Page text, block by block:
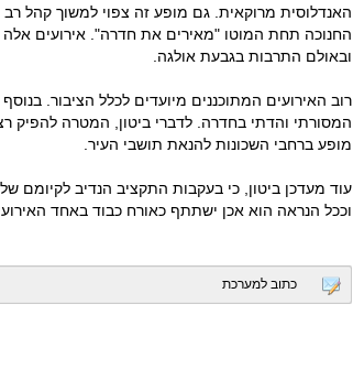
האנדלוסית מרוקאית. גם מופע זה צפוי למשוך קהל רב
החנוכה תחת המוטו "מאירים את חדרה". אירועים
ובאולם התרבות בגבעת אולגה.
רוב האירועים המתוכננים מיועדים לכלל הציבור.
המסורתי והדתי בחדרה. לדברי ביטון, המטרה להפיק
מופע ברחבי השכונות להנאת תושבי העיר.
עוד מעדכן ביטון, כי בעקבות התקציב הנדיב לקיומם
וככל הנראה הוא אכן ישתתף כאורח כבוד באחד
כתוב למערכת